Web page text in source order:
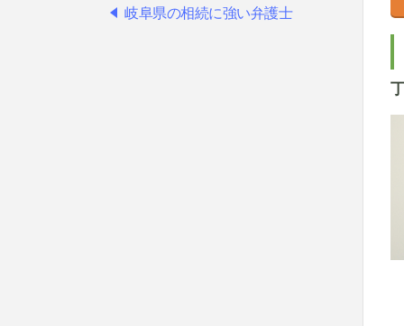
岐阜県の相続に強い弁護士